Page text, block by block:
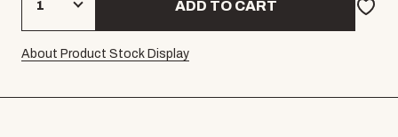
ADD TO CART
About Product Stock Display